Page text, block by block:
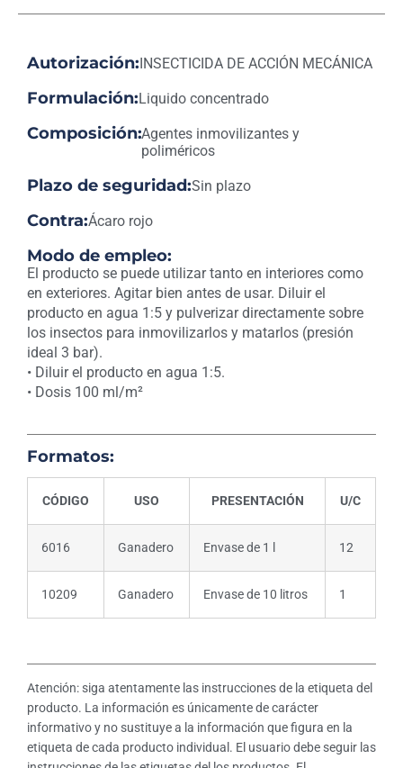
Autorización:INSECTICIDA DE ACCIÓN MECÁNICA
Formulación:Liquido concentrado
Composición:Agentes inmovilizantes y
poliméricos
Plazo de seguridad:Sin plazo
Contra:Ácaro rojo
Modo de empleo:
El producto se puede utilizar tanto en interiores como
en exteriores. Agitar bien antes de usar. Diluir el
producto en agua 1:5 y pulverizar directamente sobre
los insectos para inmovilizarlos y matarlos (presión
ideal 3 bar).
• Diluir el producto en agua 1:5.
• Dosis 100 ml/m²
Formatos:
CÓDIGO USO PRESENTACIÓN U/C
6016 Ganadero Envase de 1 l 12
10209 Ganadero Envase de 10 litros 1
Atención: siga atentamente las instrucciones de la etiqueta del
producto. La información es únicamente de carácter
informativo y no sustituye a la información que figura en la
etiqueta de cada producto individual. El usuario debe seguir las